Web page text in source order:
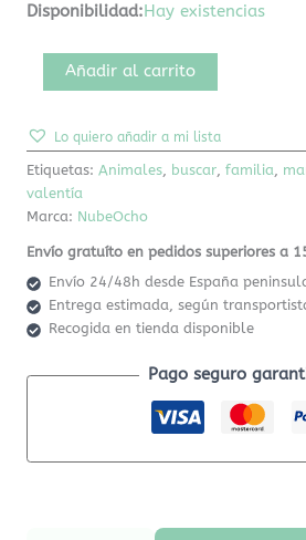
Disponibilidad:Hay existencias
Añadir al carrito
Lo quiero añadir a mi lista
Etiquetas:Animales, buscar,familia,
valentía
Marca: NubeOcho
Envío gratuíto en pedidos superiores a
Envío 24/48h desde España
Entrega estimada, según
Recogida en tienda disponible
Pago seguro